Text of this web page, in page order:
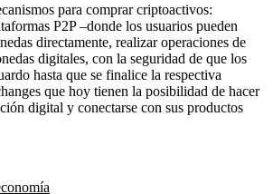
para comprar criptoactivos:
P2P –donde los usuarios pueden
directamente, realizar operaciones de
digitales, con la seguridad de que los
hasta que se finalice la respectiva
que hoy tienen la posibilidad de hacer
digital y conectarse con sus productos